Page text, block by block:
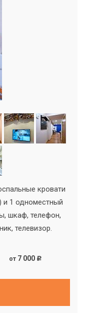
кровати
1 одноместный
шкаф, телефон,
телевизор.
от7 000 c